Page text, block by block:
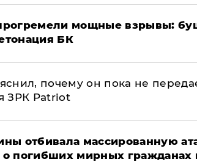
мощные взрывы:
БК
почему он пока не
ЗРК Patriot
отбивала массированную
погибших мирных гражданах